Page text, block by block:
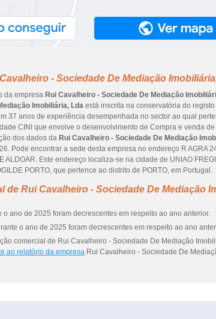
- Sociedade De Mediação
da empresa Rui Cavalheiro - Sociedade De Mediação
Imobiliária, Lda está inscrita na conservatória do
37 anos de experiência desempenhada no sector ao qual
CINI que envolve o desenvolvimento de Compra e venda
dos dados da Rui Cavalheiro - Sociedade De Mediação
Pode encontrar a sede desta empresa no endereço R AGRA
ALDOAR. Este endereço localiza-se na cidade de UNIAO
PORTO, que pertence ao distrito de PORTO, em Portugal.
de Rui Cavalheiro - Sociedade De Mediação
ano de 2025 foram decrescentes em respeito ao ano anterior.
o ano de 2025 foram decrescentes em respeito ao ano
comercial de Rui Cavalheiro - Sociedade De Mediação
ao relatório da empresa Rui Cavalheiro - Sociedade De